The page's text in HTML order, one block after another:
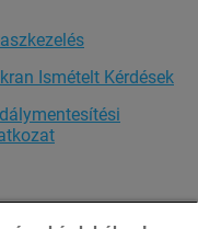
Ismételt Kérdések